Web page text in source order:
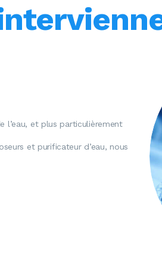
l’eau, et plus particulièrement
et purificateur d’eau, nous